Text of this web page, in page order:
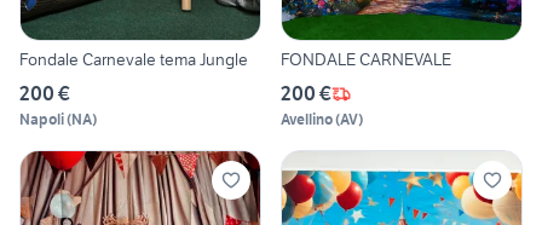
Fondale Carnevale tema Jungle
200 €
Napoli(NA)
FONDALE CARNEVALE
200 €
Avellino(AV)